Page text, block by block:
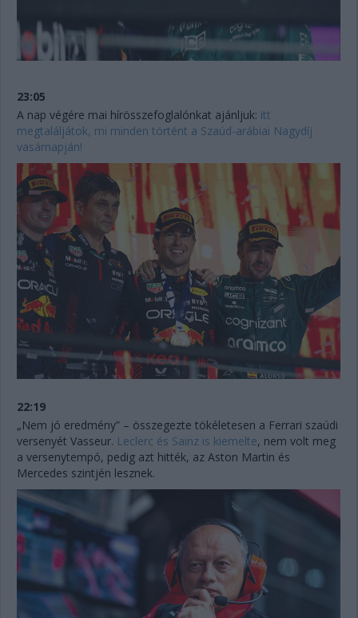
23:05
A nap végére mai hírösszefoglalónkat ajánljuk: itt
megtaláljátok, mi minden történt a Szaúd-arábiai Nagydíj
vasárnapján!
22:19
„Nem jó eredmény” – összegezte tökéletesen a Ferrari szaúdi
versenyét Vasseur. Leclerc és Sainz is kiemelte, nem volt meg
a versenytempó, pedig azt hitték, az Aston Martin és
Mercedes szintjén lesznek.